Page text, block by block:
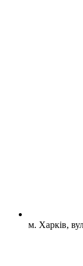
м. Харків,